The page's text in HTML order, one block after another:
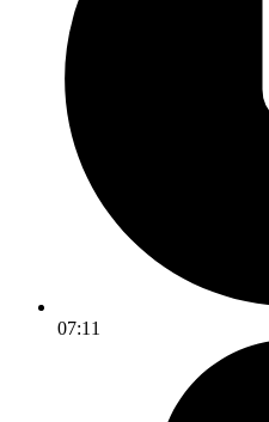
07:11